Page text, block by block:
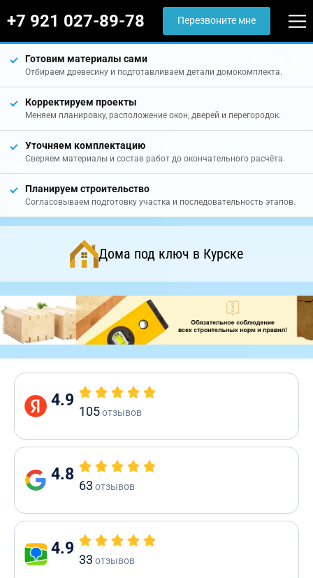
+7 921 027-89-78 Перезвоните мне
Готовим материалы сами
Отбираем древесину и подготавливаем детали домокомплекта.
Корректируем проекты
Меняем планировку, расположение окон, дверей и перегородок.
Уточняем комплектацию
Сверяем материалы и состав работ до окончательного расчёта.
Планируем строительство
Согласовываем подготовку участка и последовательность этапов.
Дома под ключ в Курске
4.9
105отзывов
4.8
63 отзывов
4.9
33 отзывов